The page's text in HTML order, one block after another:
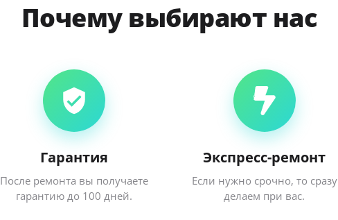
Почему выбирают нас
Гарантия
После ремонта вы получаете
гарантию до 100 дней.
Экспресс-ремонт
Если нужно срочно, то сразу
делаем при вас.